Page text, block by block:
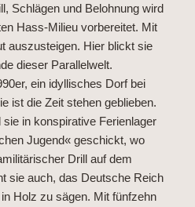
Schlägen und Belohnung wird
Hass-Milieu vorbereitet. Mit
auszusteigen. Hier blickt sie
dieser Parallelwelt.
ein idyllisches Dorf bei
ist die Zeit stehen geblieben.
in konspirative Ferienlager
Jugend« geschickt, wo
Drill auf dem
sie auch, das Deutsche Reich
Holz zu sägen. Mit fünfzehn